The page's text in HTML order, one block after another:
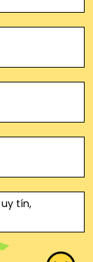
tín,